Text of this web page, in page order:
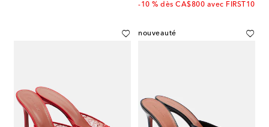
-10 % dès CA$800 avec FIRST10
nouveauté